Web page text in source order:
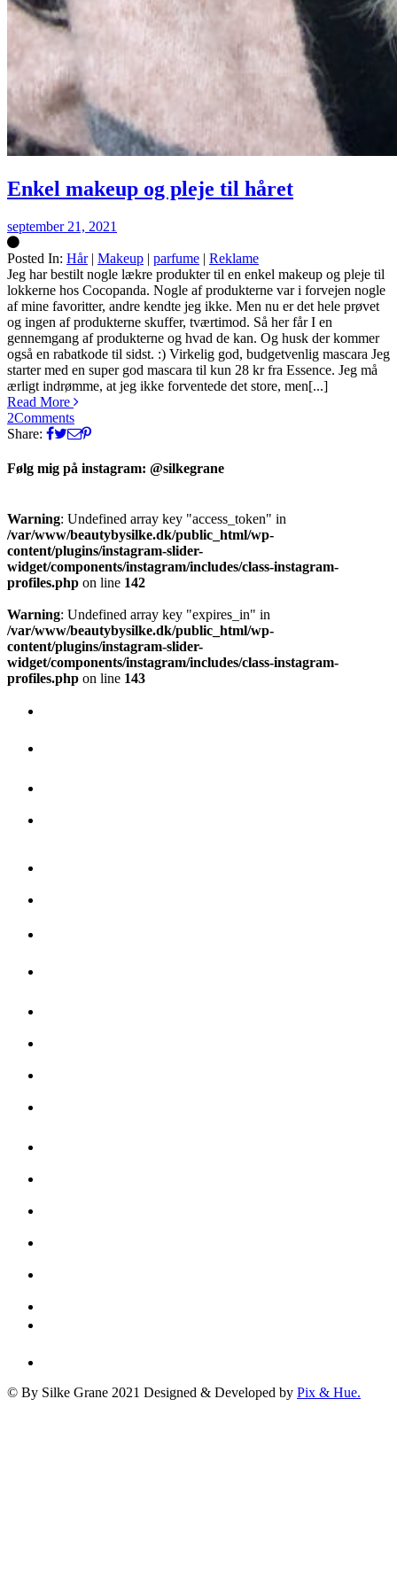
Enkel makeup og pleje til håret
september 21, 2021
Posted In: Hår| Makeup | parfume | Reklame
Silke
Jeg har bestilt nogle lækre produkter til en enkel makeup og pleje til
lokkerne hos Cocopanda. Nogle af produkterne var i forvejen nogle
af mine favoritter, andre kendte jeg ikke. Men nu er det hele prøvet
og ingen af produkterne skuffer, tværtimod. Så her får I en
gennemgang af produkterne og hvad de kan. Og husk der kommer
også en rabatkode til sidst. :) Virkelig god, budgetvenlig mascara Jeg
starter med en super god mascara til kun 28 kr fra Essence. Jeg må
ærligt indrømme, at jeg ikke forventede det store, men[...]
Read More
2Comments
Share:
Følg mig på instagram: @silkegrane
Warning: Undefined array key "access_token" in
/var/www/beautybysilke.dk/public_html/wp-
content/plugins/instagram-slider-
widget/components/instagram/includes/class-instagram-
profiles.php on line 142
Warning: Undefined array key "expires_in" in
/var/www/beautybysilke.dk/public_html/wp-
content/plugins/instagram-slider-
widget/components/instagram/includes/class-instagram-
profiles.php on line 143
© By Silke Grane 2021 Designed & Developed by Pix & Hue.